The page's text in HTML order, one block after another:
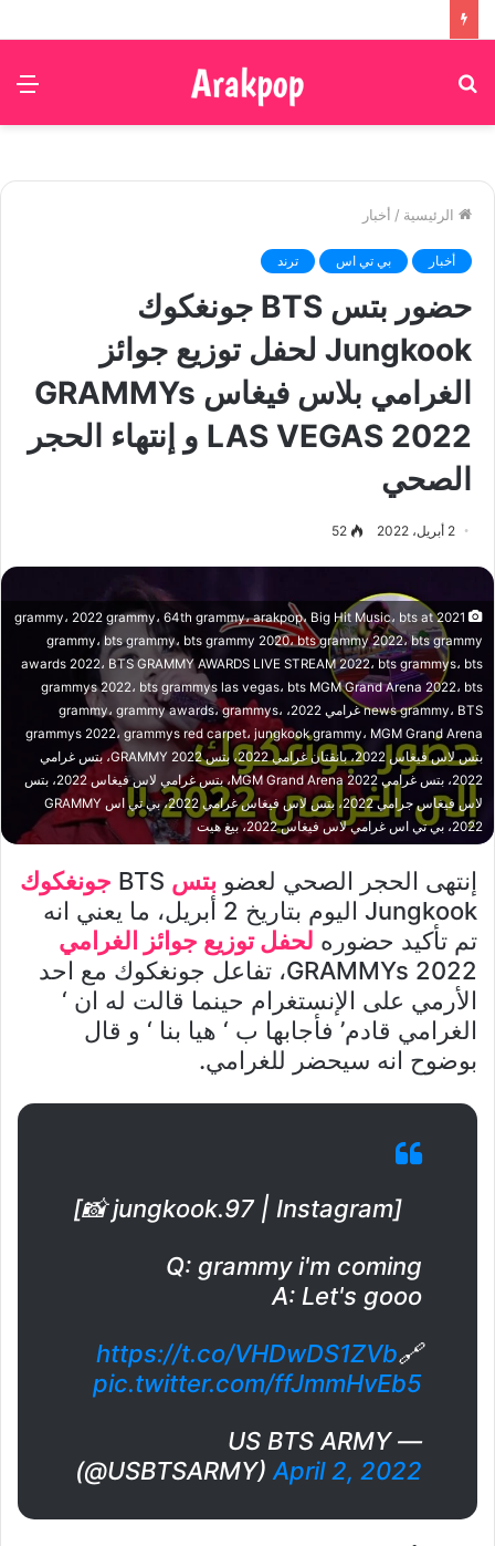
الرئيسية / أخبار
أخبار بي تي اس ترند
حضور بتس BTS جونغكوك
Jungkook لحفل توزيع جوائز
الغرامي بلاس فيغاس GRAMMYs
LAS VEGAS 2022 و إنتهاء الحجر
الصحي
2 أبريل، 2022 52
2021 grammy، 2022 grammy، 64th grammy، arakpop، Big Hit Music، bts at
grammy، bts grammy، bts grammy 2020، bts grammy 2022، bts grammy
awards 2022، BTS GRAMMY AWARDS LIVE STREAM 2022، bts grammys، bts
grammys 2022، bts grammys las vegas، bts MGM Grand Arena 2022، bts
news grammy، BTS غرامي 2022، grammy، grammy awards، grammys،
grammys 2022، grammys red carpet، jungkook grammy، MGM Grand Arena
بتس لاس فيغاس 2022، بانقتان غرامي 2022، بتس GRAMMY 2022، بتس غرامي
2022، بتس غرامي MGM Grand Arena 2022، بتس غرامي لاس فيغاس 2022، بتس
لاس فيغاس جرامي 2022، بتس لاس فيغاس غرامي 2022، بي تي اس GRAMMY
2022، بي تي اس غرامي لاس فيغاس 2022، بيغ هيت
إنتهى الحجر الصحي لعضو بتس
جونغكوك
Jungkook اليوم بتاريخ 2 أبريل، ما يعني انه
تم تأكيد حضوره لحفل توزيع جوائز الغرامي
2022 GRAMMYs، تفاعل جونغكوك مع احد
الأرمي على الإنستغرام حينما قالت له ان ‘
الغرامي قادم’ فأجابها ب ‘ هيا بنا ‘ و قال
بوضوح انه سيحضر للغرامي.
[📸 jungkook.97 | Instagram]
Q: grammy i'm coming
A: Let's gooo
🔗
https://t.co/VHDwDS1ZVb
pic.twitter.com/ffJmmHvEb5
— US BTS ARMY
(@USBTSARMY) April 2, 2022